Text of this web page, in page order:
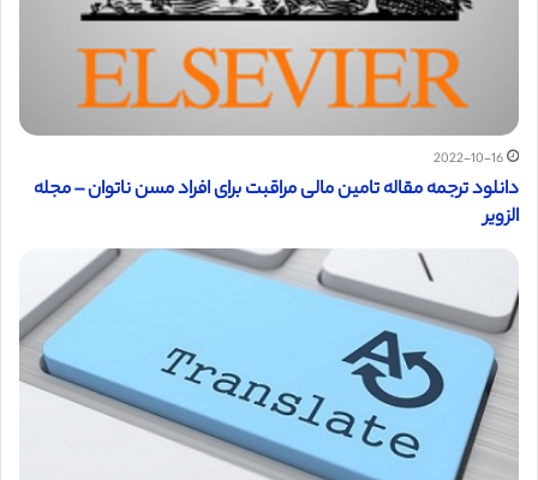
2022-10-16
دانلود ترجمه مقاله تامین مالی مراقبت برای افراد مسن ناتوان – مجله
الزویر